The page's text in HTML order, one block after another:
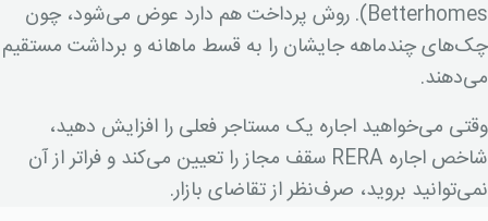
Betterhomes). روش پرداخت هم دارد عوض می‌شود، چون
چک‌های چندماهه جایشان را به قسط ماهانه و برداشت مستقیم
می‌دهند.
وقتی می‌خواهید اجاره یک مستاجر فعلی را افزایش دهید،
شاخص اجاره RERA سقف مجاز را تعیین می‌کند و فراتر از آن
نمی‌توانید بروید، صرف‌نظر از تقاضای بازار.